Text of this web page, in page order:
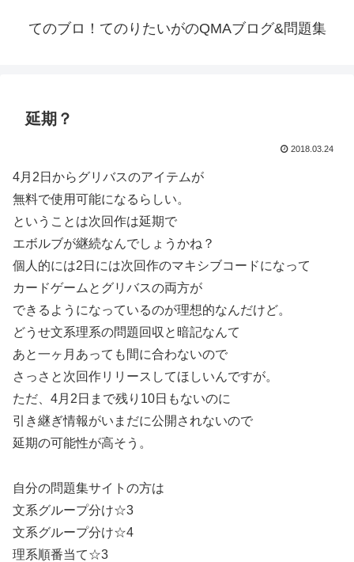
てのブロ！てのりたいがのQMAブログ&問題集
延期？
2018.03.24
4月2日からグリバスのアイテムが
無料で使用可能になるらしい。
ということは次回作は延期で
エボルブが継続なんでしょうかね？
個人的には2日には次回作のマキシブコードになって
カードゲームとグリバスの両方が
できるようになっているのが理想的なんだけど。
どうせ文系理系の問題回収と暗記なんて
あと一ヶ月あっても間に合わないので
さっさと次回作リリースしてほしいんですが。
ただ、4月2日まで残り10日もないのに
引き継ぎ情報がいまだに公開されないので
延期の可能性が高そう。
自分の問題集サイトの方は
文系グループ分け☆3
文系グループ分け☆4
理系順番当て☆3